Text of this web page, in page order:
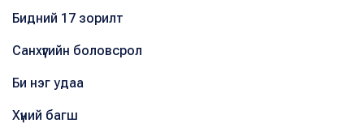
Бидний 17 зорилт
Санхүүгийн боловсрол
Би нэг удаа
Хүний багш